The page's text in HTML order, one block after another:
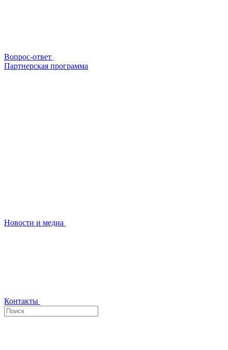
Вопрос-ответ
Партнерская программа
Новости и медиа
Контакты